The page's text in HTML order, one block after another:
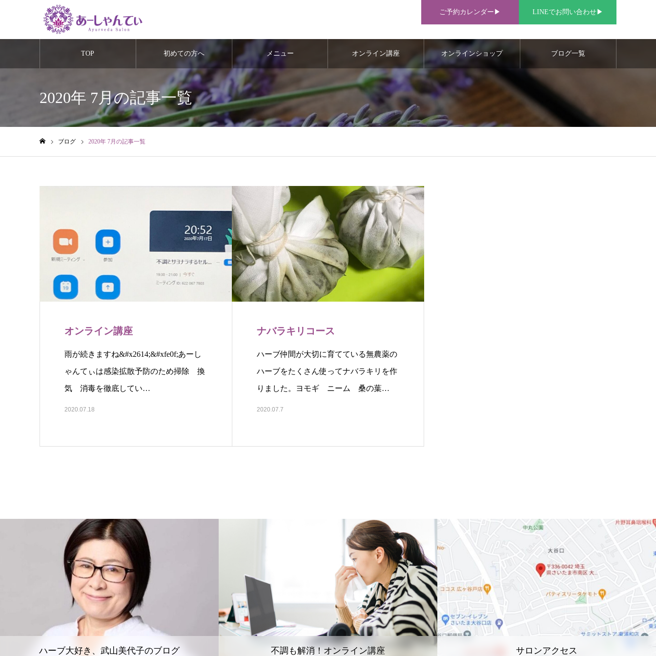
ご予約カレンダー▶︎ LINEでお問い合わせ▶︎
TOP 初めての方へ メニュー オンライン講座 オンラインショップ ブログ一覧
2020年 7月の記事一覧
ブログ 2020年 7月の記事一覧
オンライン講座
雨が続きますね&#x2614;&#xfe0f;あーし
ゃんてぃは感染拡散予防のため掃除 換
気 消毒を徹底してい…
2020.07.18
ナバラキリコース
ハーブ仲間が大切に育てている無農薬の
ハーブをたくさん使ってナバラキリを作
りました。ヨモギ ニーム 桑の葉…
2020.07.7
ハーブ大好き、武山美代子のブログ 不調も解消！オンライン講座 サロンアクセス